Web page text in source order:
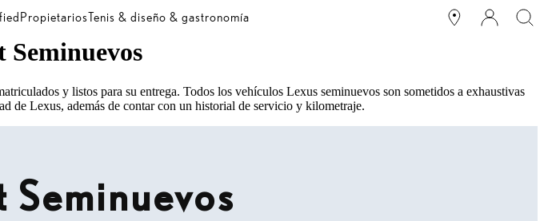
PropietariosTenis & diseño & gastronomía
Seminuevos
y listos para su entrega. Todos los vehículos Lexus seminuevos son sometidos a exhaustivas
de Lexus, además de contar con un historial de servicio y kilometraje.
Seminuevos